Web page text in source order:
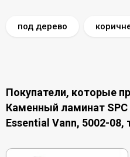
под дерево
Покупатели, которые
Каменный ламинат
Essential Vann, 5002-08,